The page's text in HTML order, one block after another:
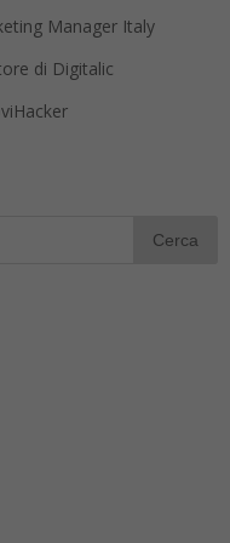
Manager Italy
di Digitalic